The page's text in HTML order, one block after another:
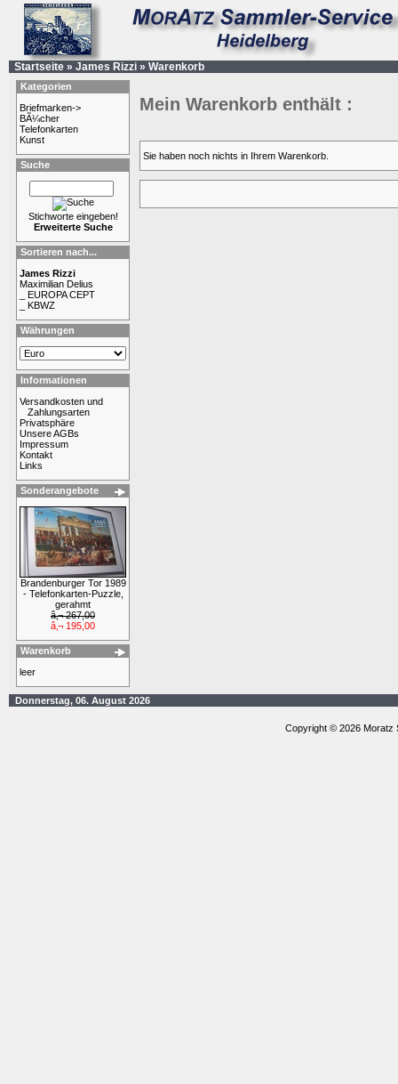
Startseite » James Rizzi » Warenkorb
Kategorien
Briefmarken->
BÃ¼cher
Telefonkarten
Kunst
Suche
Stichworte eingeben!
Erweiterte Suche
Sortieren nach...
James Rizzi
Maximilian Delius
_ EUROPA CEPT
_ KBWZ
Währungen
Informationen
Versandkosten und
Zahlungsarten
Privatsphäre
Unsere AGBs
Impressum
Kontakt
Links
Sonderangebote
Brandenburger Tor 1989
- Telefonkarten-Puzzle,
gerahmt
â‚¬ 267,00
â‚¬ 195,00
Warenkorb
leer
Mein Warenkorb enthält :
Sie haben noch nichts in Ihrem Warenkorb.
Donnerstag, 06. August 2026
Copyright © 2026 Moratz